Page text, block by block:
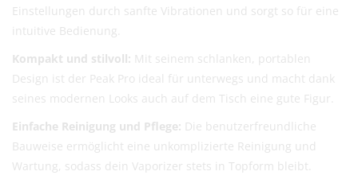
Einstellungen durch sanfte Vibrationen und sorgt so für eine
intuitive Bedienung.
Kompakt und stilvoll: Mit seinem schlanken, portablen
Design ist der Peak Pro ideal für unterwegs und macht dank
seines modernen Looks auch auf dem Tisch eine gute Figur.
Einfache Reinigung und Pflege: Die benutzerfreundliche
Bauweise ermöglicht eine unkomplizierte Reinigung und
Wartung, sodass dein Vaporizer stets in Topform bleibt.